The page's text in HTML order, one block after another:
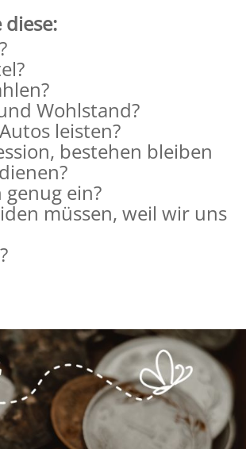
diese:
Wohlstand?
leisten?
bestehen bleiben
ein?
müssen, weil wir uns